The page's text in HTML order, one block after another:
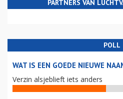
PARTNERS VAN
POLL
WAT IS EEN GOEDE NIEUWE
Verzin alsjeblieft iets anders